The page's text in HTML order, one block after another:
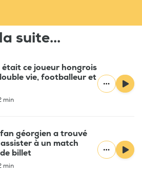
suite...
était ce joueur hongrois
vie, footballeur et
min
géorgien a trouvé
à un match
billet
min